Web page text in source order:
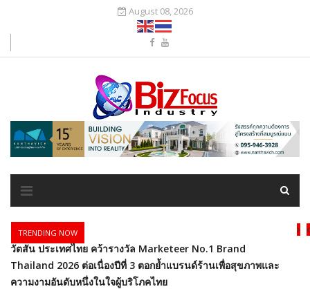
August 08, 2026
TRENDING NOW
วัตสัน ประเทศไทย คว้ารางวัล Marketeer No.1 Brand
Thailand 2026 ต่อเนื่องปีที่ 3 ตอกย้ำแบรนด์ร้านเพื่อสุขภาพและ
ความงามอันดับหนึ่งในใจผู้บริโภคไทย